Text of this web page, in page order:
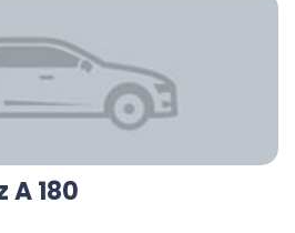
A 180